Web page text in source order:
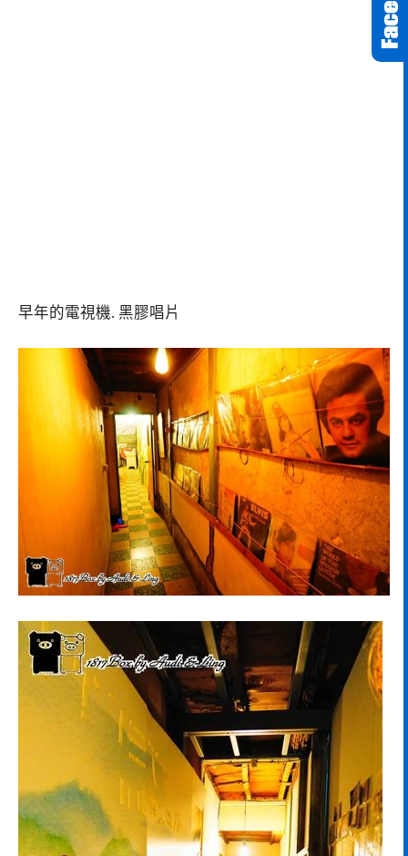
早年的電視機. 黑膠唱片